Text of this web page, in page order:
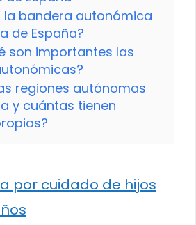
la bandera autonómica
de España?
son importantes las
regiones autónomas
y cuántas tienen
por cuidado de hijos